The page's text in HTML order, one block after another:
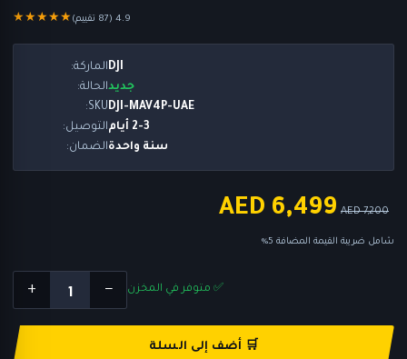
★★★★★ 4.9 (87 تقييم)
الماركة:DJI
الحالة:جديد
SKU:DJI-MAV4P-UAE
التوصيل:
2-3 أيام
الضمان:سنة واحدة
AED 6,499 AED 7,200
شامل ضريبة القيمة المضافة 5%
−
1
+ ✅ متوفر في المخزن
🛒 أضف إلى السلة